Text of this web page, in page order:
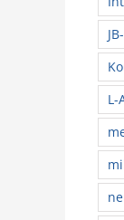
L-